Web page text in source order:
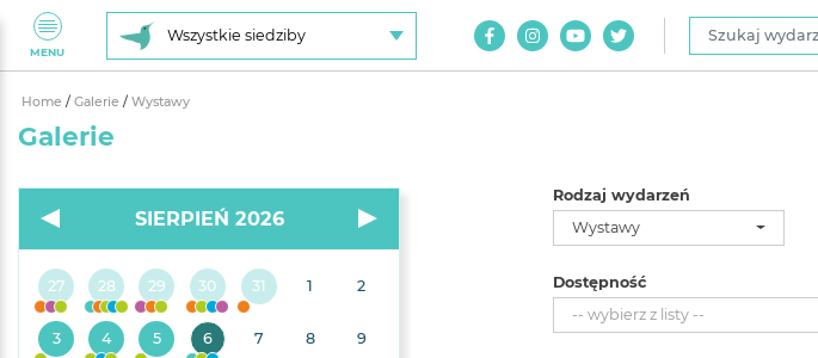
MENU
Wszystkie siedziby
Szukaj
Home / Galerie / Wystawy
Galerie
SIERPIEŃ 2026
27 28 29 30 31 1 2
3 4 5 6 7 8 9
Rodzaj wydarzeń
Wystawy
Dostępność
-- wybierz z listy --